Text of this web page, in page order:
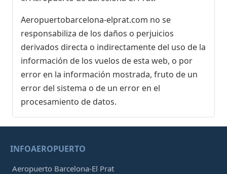
Aeropuertobarcelona-elprat.com no se
responsabiliza de los daños o perjuicios
derivados directa o indirectamente del uso de la
información de los vuelos de esta web, o por
error en la información mostrada, fruto de un
error del sistema o de un error en el
procesamiento de datos.
INFOAEROPUERTO
Aeropuerto Barcelona-El Prat